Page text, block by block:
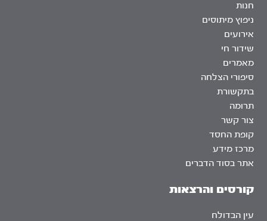
חנות
ניפוץ מיתוסים
אירועים
שידור חי
מאמרים
סיפורי הצלחה
בתקשורת
תרומה
צור קשר
קופת החסד
מרכז מידע
אתר בסוד הדברים
קורסים והרצאות
עין הבדולח